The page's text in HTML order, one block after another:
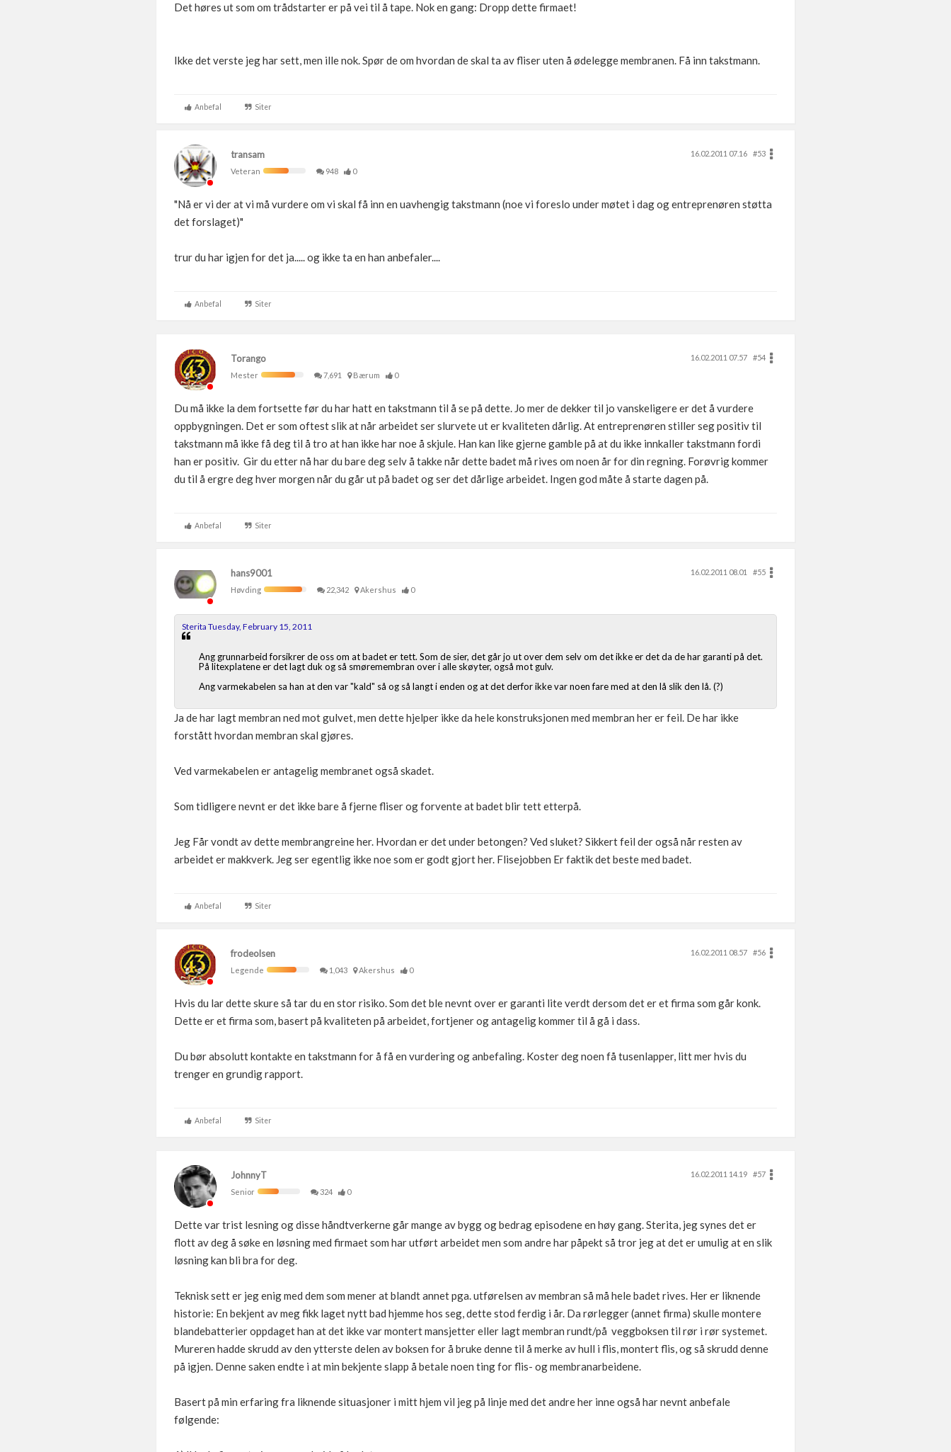
Det høres ut som om trådstarter er på vei til å tape. Nok en gang: Dropp dette firmaet!
Ikke det verste jeg har sett, men ille nok. Spør de om hvordan de skal ta av fliser uten å ødelegge membranen. Få inn takstmann.
Anbefal Siter
transam 16.02.2011 07.16
#53
Veteran
948 0
"Nå er vi der at vi må vurdere om vi skal få inn en uavhengig takstmann (noe vi foreslo under møtet i dag og entreprenøren støtta
det forslaget)"
trur du har igjen for det ja..... og ikke ta en han anbefaler....
Anbefal Siter
Torango 16.02.2011 07.57
#54
Mester
7,691 Bærum 0
Du må ikke la dem fortsette før du har hatt en takstmann til å se på dette. Jo mer de dekker til jo vanskeligere er det å vurdere
oppbygningen. Det er som oftest slik at når arbeidet ser slurvete ut er kvaliteten dårlig. At entreprenøren stiller seg positiv til
takstmann må ikke få deg til å tro at han ikke har noe å skjule. Han kan like gjerne gamble på at du ikke innkaller takstmann fordi
han er positiv. Gir du etter nå har du bare deg selv å takke når dette badet må rives om noen år for din regning. Forøvrig kommer
du til å ergre deg hver morgen når du går ut på badet og ser det dårlige arbeidet. Ingen god måte å starte dagen på.
Anbefal Siter
hans9001 16.02.2011 08.01
#55
Høvding
22,342 Akershus 0
Sterita Tuesday, February 15, 2011
Ang grunnarbeid forsikrer de oss om at badet er tett. Som de sier, det går jo ut over dem selv om det ikke er det da de har garanti på det.
På litexplatene er det lagt duk og så smøremembran over i alle skøyter, også mot gulv.
Ang varmekabelen sa han at den var "kald" så og så langt i enden og at det derfor ikke var noen fare med at den lå slik den lå. (?)
Ja de har lagt membran ned mot gulvet, men dette hjelper ikke da hele konstruksjonen med membran her er feil. De har ikke
forstått hvordan membran skal gjøres.
Ved varmekabelen er antagelig membranet også skadet.
Som tidligere nevnt er det ikke bare å fjerne fliser og forvente at badet blir tett etterpå.
Jeg Får vondt av dette membrangreine her. Hvordan er det under betongen? Ved sluket? Sikkert feil der også når resten av
arbeidet er makkverk. Jeg ser egentlig ikke noe som er godt gjort her. Flisejobben Er faktik det beste med badet.
Anbefal Siter
frodeolsen 16.02.2011 08.57
#56
Legende
1,043 Akershus 0
Hvis du lar dette skure så tar du en stor risiko. Som det ble nevnt over er garanti lite verdt dersom det er et firma som går konk.
Dette er et firma som, basert på kvaliteten på arbeidet, fortjener og antagelig kommer til å gå i dass.
Du bør absolutt kontakte en takstmann for å få en vurdering og anbefaling. Koster deg noen få tusenlapper, litt mer hvis du
trenger en grundig rapport.
Anbefal Siter
JohnnyT 16.02.2011 14.19
#57
Senior
324 0
Dette var trist lesning og disse håndtverkerne går mange av bygg og bedrag episodene en høy gang. Sterita, jeg synes det er
flott av deg å søke en løsning med firmaet som har utført arbeidet men som andre har påpekt så tror jeg at det er umulig at en slik
løsning kan bli bra for deg.
Teknisk sett er jeg enig med dem som mener at blandt annet pga. utførelsen av membran så må hele badet rives. Her er liknende
historie: En bekjent av meg fikk laget nytt bad hjemme hos seg, dette stod ferdig i år. Da rørlegger (annet firma) skulle montere
blandebatterier oppdaget han at det ikke var montert mansjetter eller lagt membran rundt/på veggboksen til rør i rør systemet.
Mureren hadde skrudd av den ytterste delen av boksen for å bruke denne til å merke av hull i flis, montert flis, og så skrudd denne
på igjen. Denne saken endte i at min bekjente slapp å betale noen ting for flis- og membranarbeidene.
Basert på min erfaring fra liknende situasjoner i mitt hjem vil jeg på linje med det andre her inne også har nevnt anbefale
følgende: